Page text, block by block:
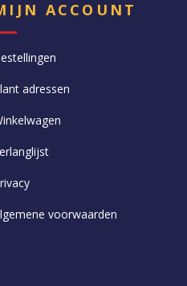
ACCOUNT
adressen
voorwaarden